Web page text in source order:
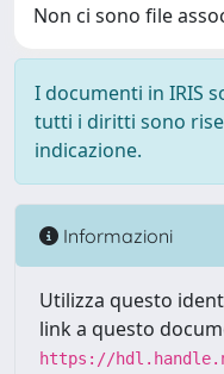
Non ci sono file
I documenti in IRIS
tutti i diritti sono
indicazione.
Informazioni
Utilizza questo
link a questo
https://